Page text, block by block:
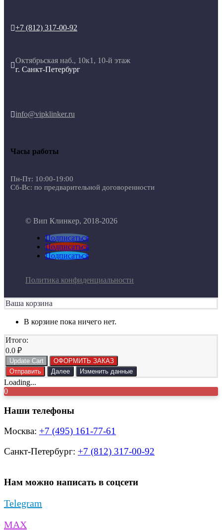
+7 (812) 317-00-92

Октябрьская наб., 10к1, 10-й этаж
г. Санкт-Петербург
info@vipklinker.ru
Часы работы
Пн-Пт: 10:00-19:00
Сб-Вс: по предварительной договоренности
© Вип Клинкер, 2018-2026
Подписаться
Подписаться
Подписаться
Политика конфиденциальности
Ваша корзина
В корзине пока ничего нет.
Итого:
0.0 ₽
Update Cart
ОФОРМИТЬ ЗАКАЗ
Отправить
Далее Изменить данные
Loading...
0
Наши телефоны
Москва: +7 (495) 161-77-61
Санкт-Петербург: +7 (812) 317-00-92
Нам можно написать в соцсети
Telegram
MAX